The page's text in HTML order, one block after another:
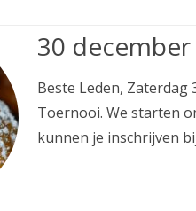
30
Beste Leden,
Toernooi. We starten
kunnen je inschrijven